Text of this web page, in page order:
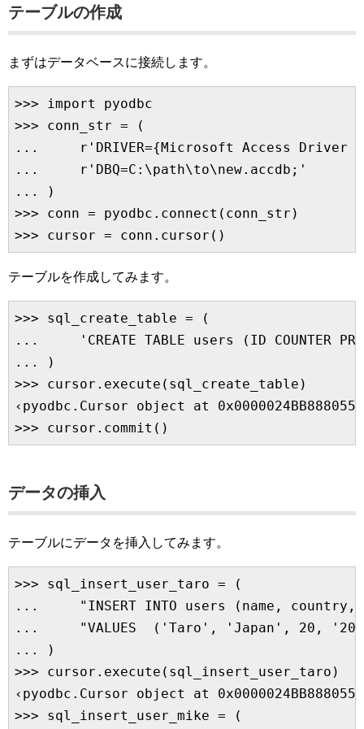
テーブルの作成
まずはデータベースに接続します。
>>> import pyodbc
>>> conn_str = (
...     r'DRIVER={Microsoft Access Driver
...     r'DBQ=C:\path\to\new.accdb;'
... )
>>> conn = pyodbc.connect(conn_str)
テーブルを作成してみます。
>>> sql_create_table = (
...     'CREATE TABLE users (ID COUNTER
... )
>>> cursor.execute(sql_create_table)
‹pyodbc.Cursor object at
データの挿入
テーブルにデータを挿入してみます。
>>> sql_insert_user_taro = (
...     "INSERT INTO users (name,
...     "VALUES  ('Taro', 'Japan', 20,
... )
>>> cursor.execute(sql_insert_user_taro)
‹pyodbc.Cursor object at
>>> sql_insert_user_mike = (